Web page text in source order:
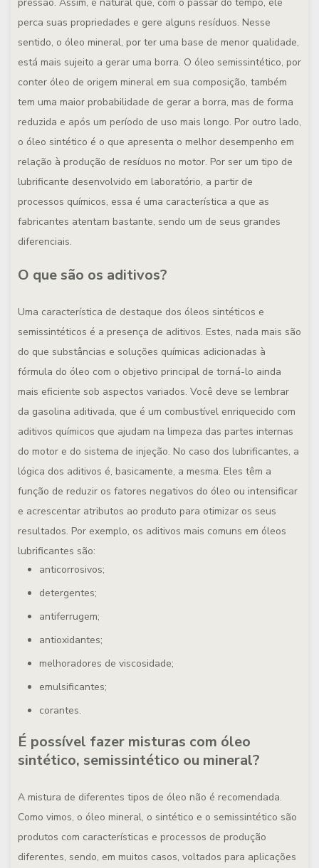
perca suas propriedades e gere alguns resíduos. Nesse
sentido, o óleo mineral, por ter uma base de menor qualidade,
está mais sujeito a gerar uma borra. O óleo semissintético, por
conter óleo de origem mineral em sua composição, também
tem uma maior probabilidade de gerar a borra, mas de forma
reduzida e após um período de uso mais longo. Por outro lado,
o óleo sintético é o que apresenta o melhor desempenho em
relação à produção de resíduos no motor. Por ser um tipo de
lubrificante desenvolvido em laboratório, a partir de
processos químicos, essa é uma característica a que as
fabricantes atentam bastante, sendo um de seus grandes
diferenciais.
O que são os aditivos?
Uma característica de destaque dos óleos sintéticos e
semissintéticos é a presença de aditivos. Estes, nada mais são
do que substâncias e soluções químicas adicionadas à
fórmula do óleo com o objetivo principal de torná-lo ainda
mais eficiente sob aspectos variados. Você deve se lembrar
da gasolina aditivada, que é um combustível enriquecido com
aditivos químicos que ajudam na limpeza das partes internas
do motor e do sistema de injeção. No caso dos lubrificantes, a
lógica dos aditivos é, basicamente, a mesma. Eles têm a
função de reduzir os fatores negativos do óleo ou intensificar
e acrescentar atributos ao produto para otimizar os seus
resultados. Por exemplo, os aditivos mais comuns em óleos
lubrificantes são:
anticorrosivos;
detergentes;
antiferrugem;
antioxidantes;
melhoradores de viscosidade;
emulsificantes;
corantes.
É possível fazer misturas com óleo
sintético, semissintético ou mineral?
A mistura de diferentes tipos de óleo não é recomendada.
Como vimos, o óleo mineral, o sintético e o semissintético são
produtos com características e processos de produção
diferentes, sendo, em muitos casos, voltados para aplicações